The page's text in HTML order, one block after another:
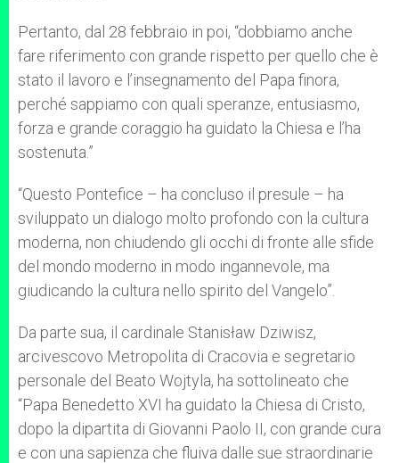
Pertanto, dal 28 febbraio in poi, “dobbiamo anche
fare riferimento con grande rispetto per quello che è
stato il lavoro e l’insegnamento del Papa finora,
perché sappiamo con quali speranze, entusiasmo,
forza e grande coraggio ha guidato la Chiesa e l’ha
sostenuta.”
“Questo Pontefice – ha concluso il presule – ha
sviluppato un dialogo molto profondo con la cultura
moderna, non chiudendo gli occhi di fronte alle sfide
del mondo moderno in modo ingannevole, ma
giudicando la cultura nello spirito del Vangelo”.
Da parte sua, il cardinale Stanisław Dziwisz,
arcivescovo Metropolita di Cracovia e segretario
personale del Beato Wojtyla, ha sottolineato che
“Papa Benedetto XVI ha guidato la Chiesa di Cristo,
dopo la dipartita di Giovanni Paolo II, con grande cura
e con una sapienza che fluiva dalle sue straordinarie